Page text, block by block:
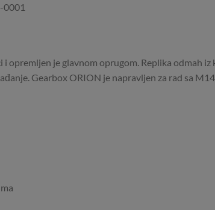
0001
opremljen je glavnom oprugom. Replika odmah
Gearbox ORION je napravljen za rad sa